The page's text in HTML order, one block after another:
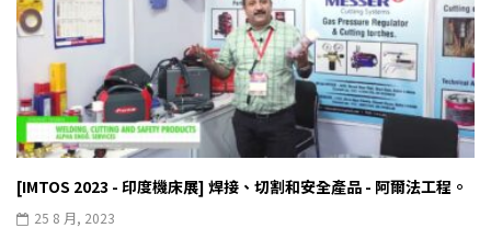
[IMTOS 2023 - 印度機床展] 焊接、切割和安全產品 - 阿爾法工程。
25 8 月, 2023